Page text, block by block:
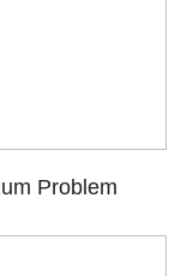
Problem